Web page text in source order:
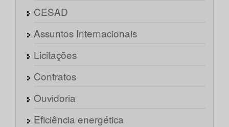
CESAD
Assuntos Internacionais
Licitações
Contratos
Ouvidoria
Eficiência energética